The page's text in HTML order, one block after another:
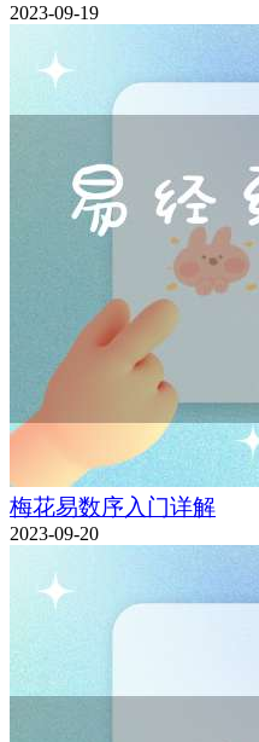
2023-09-19
梅花易数序入门详解
2023-09-20